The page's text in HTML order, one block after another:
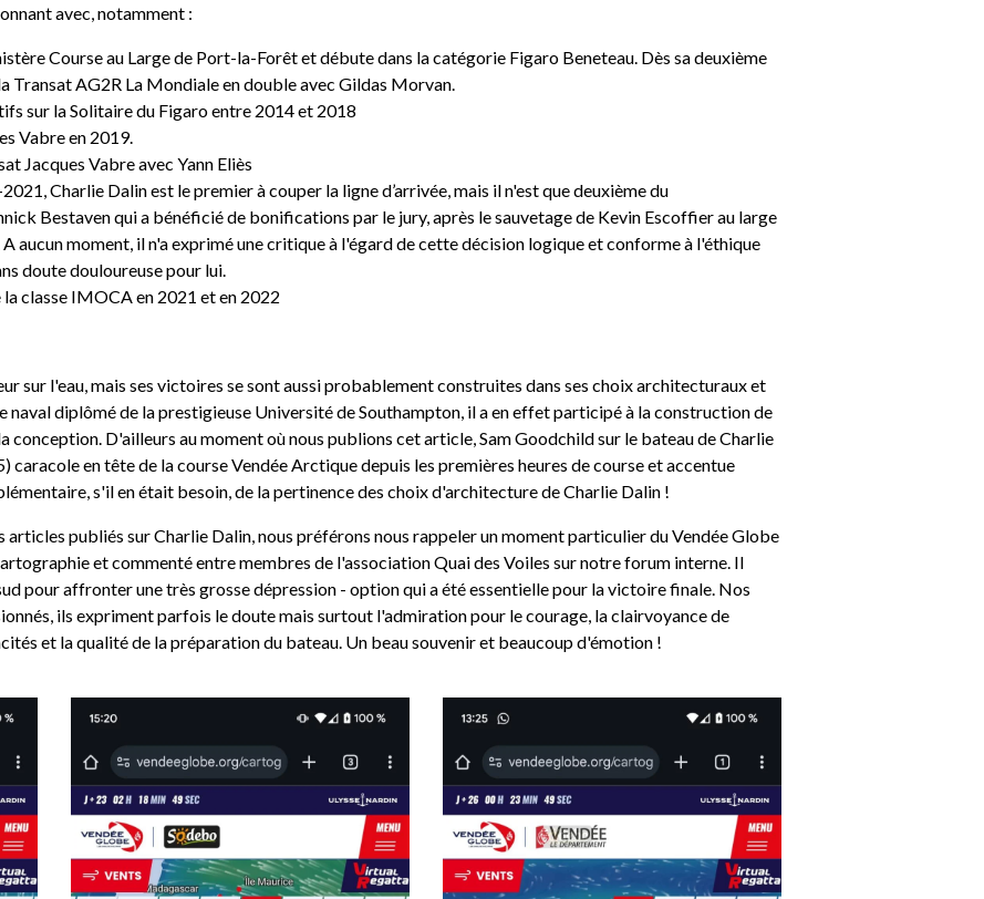
avec, notamment :
Course au Large de Port-la-Forêt et débute dans la catégorie Figaro Beneteau. Dès sa deuxième
Transat AG2R La Mondiale en double avec Gildas Morvan.
sur la Solitaire du Figaro entre 2014 et 2018
Vabre en 2019.
Jacques Vabre avec Yann Eliès
Charlie Dalin est le premier à couper la ligne d’arrivée, mais il n'est que deuxième du
Bestaven qui a bénéficié de bonifications par le jury, après le sauvetage de Kevin Escoffier au large
A aucun moment, il n'a exprimé une critique à l'égard de cette décision logique et conforme à l'éthique
doute douloureuse pour lui.
classe IMOCA en 2021 et en 2022
sur l'eau, mais ses victoires se sont aussi probablement construites dans ses choix architecturaux et
naval diplômé de la prestigieuse Université de Southampton, il a en effet participé à la construction de
conception. D'ailleurs au moment où nous publions cet article, Sam Goodchild sur le bateau de Charlie
caracole en tête de la course Vendée Arctique depuis les premières heures de course et accentue
s'il en était besoin, de la pertinence des choix d'architecture de Charlie Dalin !
articles publiés sur Charlie Dalin, nous préférons nous rappeler un moment particulier du Vendée Globe
et commenté entre membres de l'association Quai des Voiles sur notre forum interne. Il
pour affronter une très grosse dépression - option qui a été essentielle pour la victoire finale. Nos
ils expriment parfois le doute mais surtout l'admiration pour le courage, la clairvoyance de
et la qualité de la préparation du bateau. Un beau souvenir et beaucoup d'émotion !